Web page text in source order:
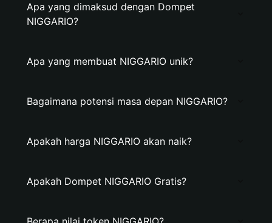
Apa yang dimaksud dengan Dompet
NIGGARIO?
Apa yang membuat NIGGARIO unik?
Bagaimana potensi masa depan NIGGARIO?
Apakah harga NIGGARIO akan naik?
Apakah Dompet NIGGARIO Gratis?